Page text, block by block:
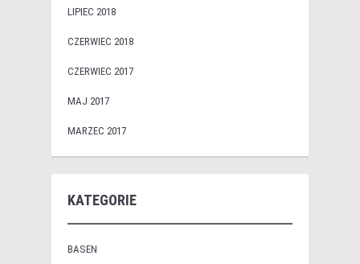
LIPIEC 2018
CZERWIEC 2018
CZERWIEC 2017
MAJ 2017
MARZEC 2017
KATEGORIE
BASEN